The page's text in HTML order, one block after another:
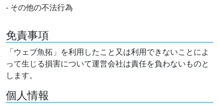
- その他の不法行為
免責事項
「ウェブ魚拓」を利用したこと又は利用できないことによ
って生じる損害について運営会社は責任を負わないものと
します。
個人情報